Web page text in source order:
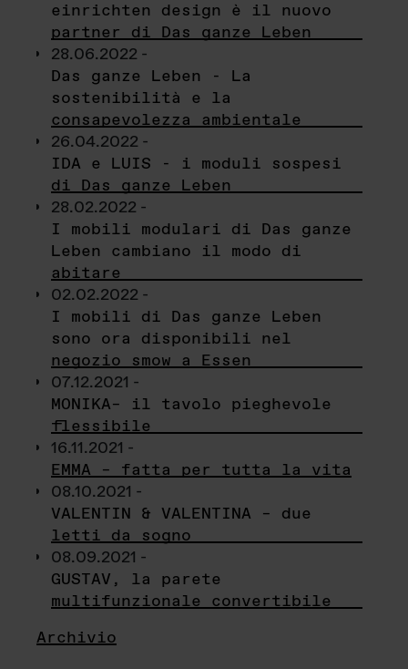
einrichten design è il nuovo
partner di Das ganze Leben
28.06.2022 -
Das ganze Leben - La
sostenibilità e la
consapevolezza ambientale
26.04.2022 -
IDA e LUIS - i moduli sospesi
di Das ganze Leben
28.02.2022 -
I mobili modulari di Das ganze
Leben cambiano il modo di
abitare
02.02.2022 -
I mobili di Das ganze Leben
sono ora disponibili nel
negozio smow a Essen
07.12.2021 -
MONIKA– il tavolo pieghevole
flessibile
16.11.2021 -
EMMA – fatta per tutta la vita
08.10.2021 -
VALENTIN & VALENTINA – due
letti da sogno
08.09.2021 -
GUSTAV, la parete
multifunzionale convertibile
Archivio